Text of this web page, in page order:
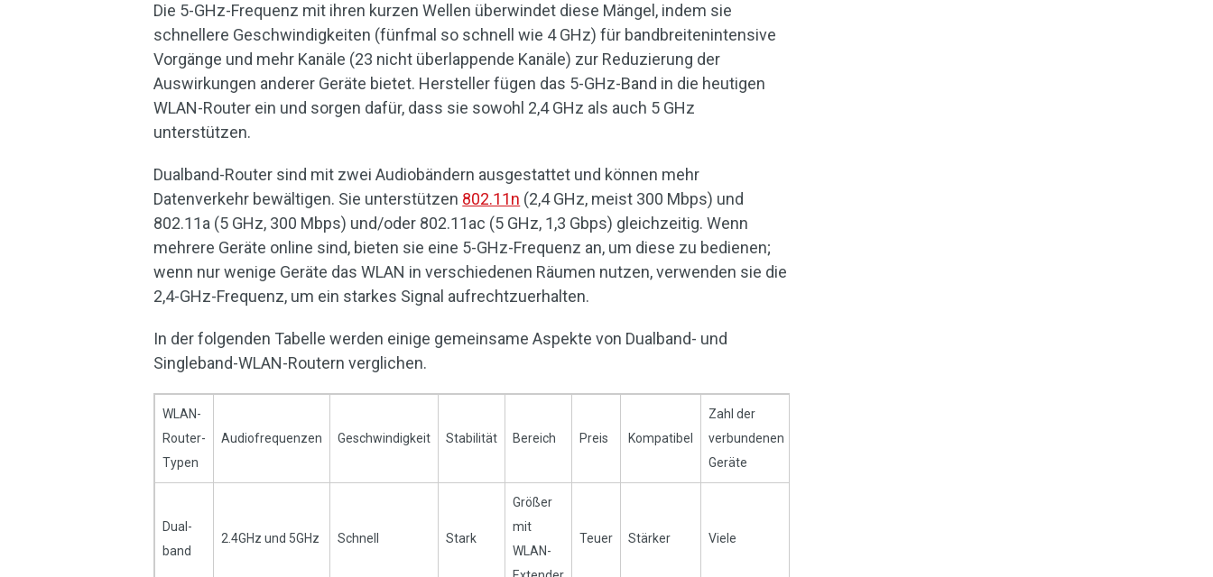
Die 5-GHz-Frequenz mit ihren kurzen Wellen überwindet diese Mängel, indem sie
schnellere Geschwindigkeiten (fünfmal so schnell wie 4 GHz) für bandbreitenintensive
Vorgänge und mehr Kanäle (23 nicht überlappende Kanäle) zur Reduzierung der
Auswirkungen anderer Geräte bietet. Hersteller fügen das 5-GHz-Band in die heutigen
WLAN-Router ein und sorgen dafür, dass sie sowohl 2,4 GHz als auch 5 GHz
unterstützen.
Dualband-Router sind mit zwei Audiobändern ausgestattet und können mehr
Datenverkehr bewältigen. Sie unterstützen 802.11n (2,4 GHz, meist 300 Mbps) und
802.11a (5 GHz, 300 Mbps) und/oder 802.11ac (5 GHz, 1,3 Gbps) gleichzeitig. Wenn
mehrere Geräte online sind, bieten sie eine 5-GHz-Frequenz an, um diese zu bedienen;
wenn nur wenige Geräte das WLAN in verschiedenen Räumen nutzen, verwenden sie die
2,4-GHz-Frequenz, um ein starkes Signal aufrechtzuerhalten.
In der folgenden Tabelle werden einige gemeinsame Aspekte von Dualband- und
Singleband-WLAN-Routern verglichen.
WLAN-
Router-
Typen
Audiofrequenzen Geschwindigkeit Stabilität Bereich Preis Kompatibel
Zahl der
verbundenen
Geräte
Dual-
band
2.4GHz und 5GHz Schnell Stark
Größer
mit
WLAN-
Teuer Stärker Viele